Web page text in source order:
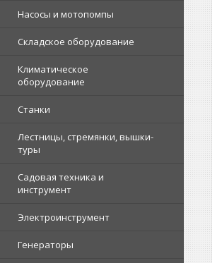
Насосы и мотопомпы
Складское оборудование
Климатическое
оборудование
Станки
Лестницы, стремянки, вышки-
туры
Садовая техника и
инструмент
Электроинструмент
Генераторы